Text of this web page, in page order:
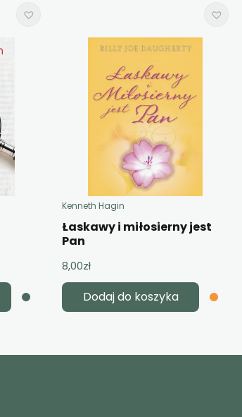
Kenneth Hagin
Łaskawy i miłosierny jest
Pan
8,00zł
Dodaj do koszyka